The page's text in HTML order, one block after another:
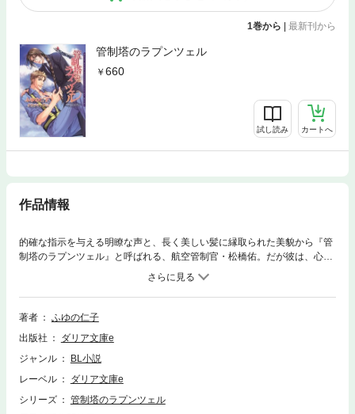
1巻から | 最新刊から
管制塔のラプンツェル
660
試し読み カートへ
作品情報
的確な指示を与える明瞭な声と、長く美しい髪に縁取られた美貌から『管
制塔のラプンツェル』と呼ばれる、航空管制官・松橋佑。だが彼は、心に
負う深い傷のせいで、頑なに他人を寄せ付けないことでも有名だった。そ
んな彼の前に突然現れたのは、快活な態度のグランドハンドリングマン・
田中だった。「下心があります」としれっと告げる彼に、松橋は……。
※イラストは含まれていません
著者
ふゆの仁子
出版社
ダリア文庫e
ジャンル
BL小説
レーベル
ダリア文庫e
シリーズ
管制塔のラプンツェル